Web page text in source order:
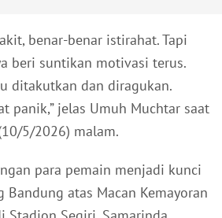
benar-benar istirahat. Tapi
beri suntikan motivasi terus.
ditakutkan dan diragukan.
panik,” jelas Umuh Muchtar saat
5/2026) malam.
para pemain menjadi kunci
Bandung atas Macan Kemayoran